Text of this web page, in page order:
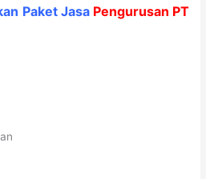
Paket Jasa Pengurusan PT